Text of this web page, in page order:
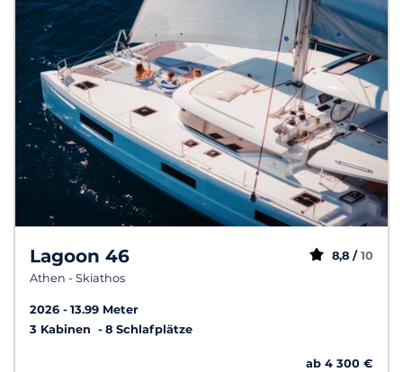
Lagoon 46
Athen - Skiathos
8,8 / 10
2026
13.99 Meter
3 Kabinen
8 Schlafplätze
ab 4 300 €